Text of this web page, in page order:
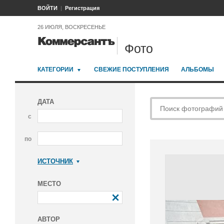
ВОЙТИ Регистрация
26 ИЮЛЯ, ВОСКРЕСЕНЬЕ
Фото
КАТЕГОРИИ СВЕЖИЕ ПОСТУПЛЕНИЯ АЛЬБОМЫ
ДАТА
с
по
ИСТОЧНИК
МЕСТО
АВТОР